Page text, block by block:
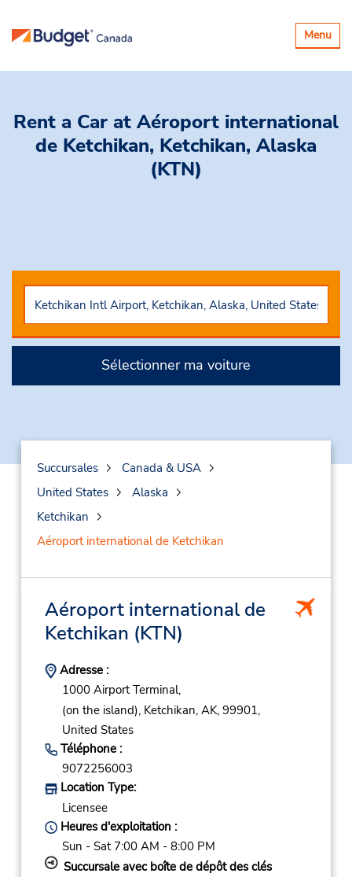
Basculer
la
Menu
Rent a Car at Aéroport international
de Ketchikan, Ketchikan, Alaska
(KTN)
Sélectionner ma voiture
Succursales
Canada & USA
United States
Alaska
Ketchikan
Aéroport international de Ketchikan
Aéroport international de
Ketchikan (KTN)
Adresse :
1000 Airport Terminal,
(on the island), Ketchikan, AK, 99901,
United States
Téléphone :
9072256003
Location Type:
Licensee
Heures d'exploitation :
Sun - Sat 7:00 AM - 8:00 PM
Succursale avec boîte de dépôt des clés